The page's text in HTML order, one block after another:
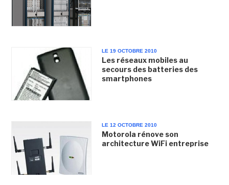
LE 19 OCTOBRE 2010
Les réseaux mobiles au
secours des batteries des
smartphones
LE 12 OCTOBRE 2010
Motorola rénove son
architecture WiFi entreprise